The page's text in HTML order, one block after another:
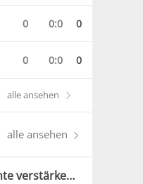
0 0:0 0
0 0:0 0
alle ansehen
alle ansehen
Fünf Südtiroler Talente verstärken die Carabinieri